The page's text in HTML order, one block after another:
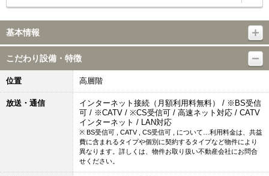
基本情報
こだわり設備・特徴
位置 高層階
放送・通信
インターネット接続（月額利用料無料） / ※BS受信
可 / ※CATV / ※CS受信可 / 高速ネット対応 / CATV
インターネット / LAN対応
※ BS受信可 , CATV , CS受信可 , について…利用料金は、共益
費に含まれるタイプや個別に契約するタイプなど物件により
異なります。詳しくは、物件お取り扱い不動産会社にお問合
せください。